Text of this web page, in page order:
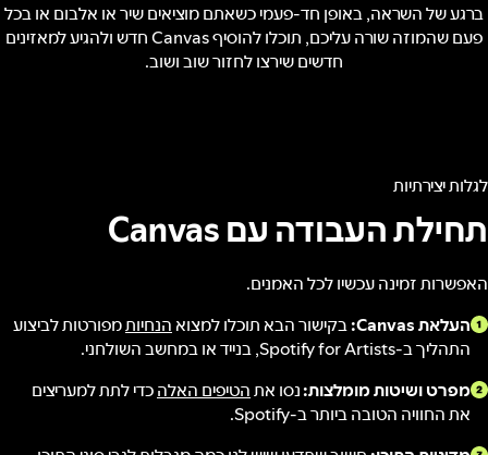
ברגע של השראה, באופן חד-פעמי כשאתם מוציאים שיר או אלבום או בכל
פעם שהמוזה שורה עליכם, תוכלו להוסיף Canvas חדש ולהגיע למאזינים
חדשים שירצו לחזור שוב ושוב.
לגלות יצירתיות
תחילת העבודה עם Canvas
האפשרות זמינה עכשיו לכל האמנים.
העלאת Canvas:
בקישור הבא תוכלו למצוא הנחיותמפורטות לביצוע
התהליך ב-Spotify for Artists, בנייד או במחשב השולחני.
מפרט ושיטות מומלצות:נסו אתהטיפים האלהכדי לתת למעריצים
את החוויה הטובה ביותר ב-Spotify.